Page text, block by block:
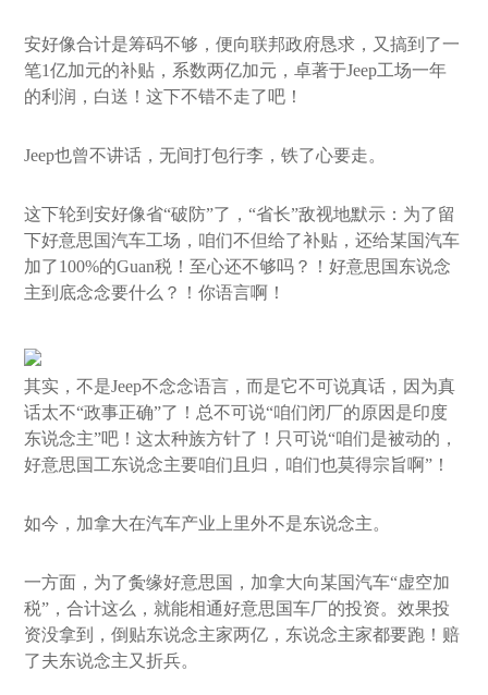
安好像合计是筹码不够，便向联邦政府恳求，又搞到了一
笔1亿加元的补贴，系数两亿加元，卓著于Jeep工场一年
的利润，白送！这下不错不走了吧！
Jeep也曾不讲话，无间打包行李，铁了心要走。
这下轮到安好像省“破防”了，“省长”敌视地默示：为了留
下好意思国汽车工场，咱们不但给了补贴，还给某国汽车
加了100%的Guan税！至心还不够吗？！好意思国东说念
主到底念念要什么？！你语言啊！
其实，不是Jeep不念念语言，而是它不可说真话，因为真
话太不“政事正确”了！总不可说“咱们闭厂的原因是印度
东说念主”吧！这太种族方针了！只可说“咱们是被动的，
好意思国工东说念主要咱们且归，咱们也莫得宗旨啊”！
如今，加拿大在汽车产业上里外不是东说念主。
一方面，为了夤缘好意思国，加拿大向某国汽车“虚空加
税”，合计这么，就能相通好意思国车厂的投资。效果投
资没拿到，倒贴东说念主家两亿，东说念主家都要跑！赔
了夫东说念主又折兵。